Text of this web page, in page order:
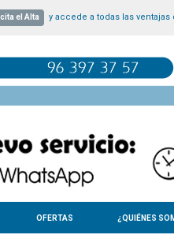
el Alta y accede a todas las
OFERTAS ¿QUIÉNES